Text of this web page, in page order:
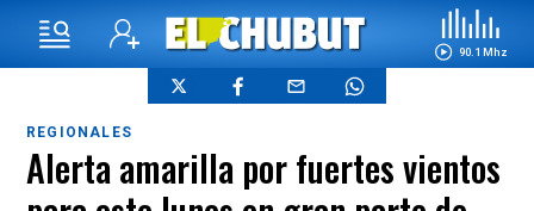
90.1 Mhz
REGIONALES
Alerta amarilla por fuertes vientos